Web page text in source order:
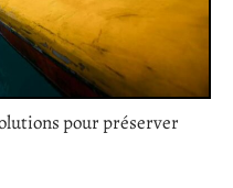
pour préserver